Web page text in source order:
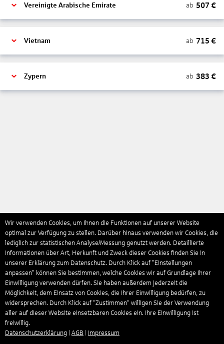
Vereinigte Arabische Emirate ab 507 €
Vietnam ab 715 €
Zypern ab 383 €
Wir verwenden Cookies, um Ihnen die Funktionen auf unserer Website
optimal zur Verfügung zu stellen. Darüber hinaus verwenden wir Cookies, die
lediglich zur statistischen Analyse/Messung genutzt werden. Detaillierte
Informationen über Art, Herkunft und Zweck dieser Cookies finden Sie in
unserer Erklärung zum Datenschutz. Durch Klick auf "Einstellungen
anpassen" können Sie bestimmen, welche Cookies wir auf Grundlage Ihrer
Einwilligung verwenden dürfen. Sie haben außerdem jederzeit die
Möglichkeit, dem Einsatz von Cookies, die Ihrer Einwilligung bedürfen, zu
widersprechen. Durch Klick auf “Zustimmen“ willigen Sie der Verwendung
aller auf dieser Website einsetzbaren Cookies ein. Ihre Einwilligung ist
freiwillig.
Datenschutzerklärung
AGB Impressum